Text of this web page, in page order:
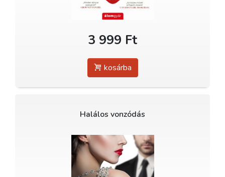
3 999 Ft
kosárba
Halálos vonzódás